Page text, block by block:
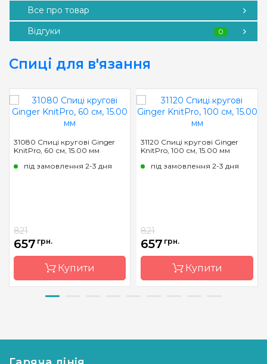
Все про товар
Відгуки
0
Спиці для в'язання
31080 Спиці кругові Ginger
KnitPro, 60 см, 15.00 мм
під замовлення 2-3 дня
821
657 грн.
Купити
Країна
Індія
31120 Спиці кругові Ginger
KnitPro, 100 см, 15.00 мм
під замовлення 2-3 дня
821
657 грн.
Купити
Країна
Індія